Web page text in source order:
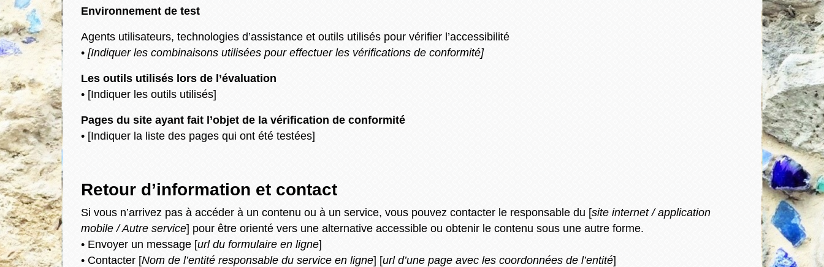
Environnement de test
Agents utilisateurs, technologies d’assistance et outils utilisés pour vérifier l’accessibilité
• [Indiquer les combinaisons utilisées pour effectuer les vérifications de conformité]
Les outils utilisés lors de l’évaluation
• [Indiquer les outils utilisés]
Pages du site ayant fait l’objet de la vérification de conformité
• [Indiquer la liste des pages qui ont été testées]
Retour d’information et contact
Si vous n’arrivez pas à accéder à un contenu ou à un service, vous pouvez contacter le responsable du [site internet / application
mobile / Autre service] pour être orienté vers une alternative accessible ou obtenir le contenu sous une autre forme.
• Envoyer un message [url du formulaire en ligne]
• Contacter [Nom de l’entité responsable du service en ligne] [url d’une page avec les coordonnées de l’entité]